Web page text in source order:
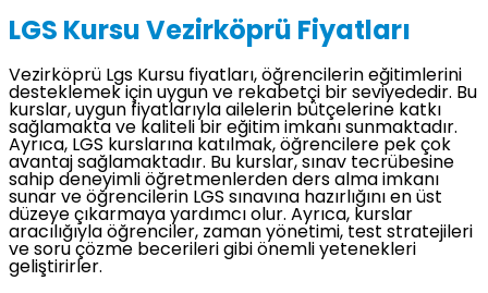
LGS Kursu Vezirköprü Fiyatları
Vezirköprü Lgs Kursu fiyatları, öğrencilerin eğitimlerini
desteklemek için uygun ve rekabetçi bir seviyededir. Bu
kurslar, uygun fiyatlarıyla ailelerin bütçelerine katkı
sağlamakta ve kaliteli bir eğitim imkanı sunmaktadır.
Ayrıca, LGS kurslarına katılmak, öğrencilere pek çok
avantaj sağlamaktadır. Bu kurslar, sınav tecrübesine
sahip deneyimli öğretmenlerden ders alma imkanı
sunar ve öğrencilerin LGS sınavına hazırlığını en üst
düzeye çıkarmaya yardımcı olur. Ayrıca, kurslar
aracılığıyla öğrenciler, zaman yönetimi, test stratejileri
ve soru çözme becerileri gibi önemli yetenekleri
geliştirirler.